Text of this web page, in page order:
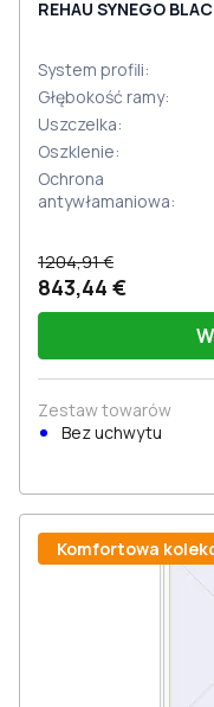
REHAU SYNEGO
System profili:
Głębokość ramy:
Uszczelka:
Oszklenie:
Ochrona
antywłamaniowa:
1204,91 €
843,44 €
Zestaw towarów
Bez uchwytu
Komfortowa